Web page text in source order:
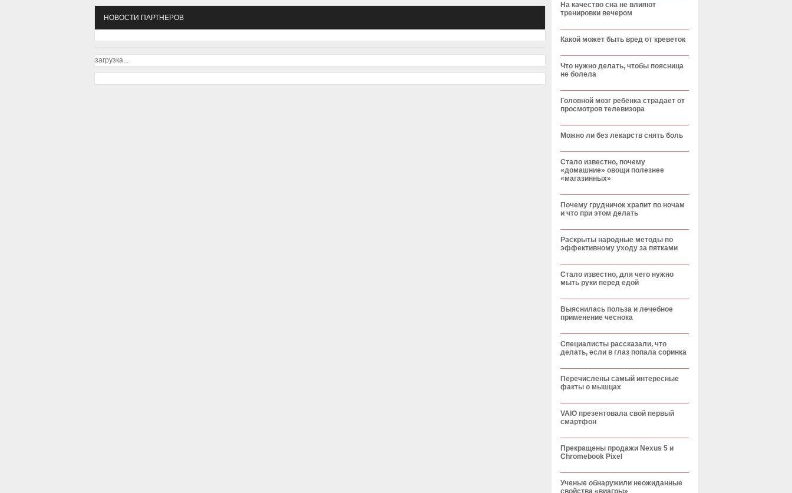
НОВОСТИ ПАРТНЕРОВ
загрузка...
На качество сна не влияют
тренировки вечером
Какой может быть вред от креветок
Что нужно делать, чтобы поясница
не болела
Головной мозг ребёнка страдает от
просмотров телевизора
Можно ли без лекарств снять боль
Стало известно, почему
«домашние» овощи полезнее
«магазинных»
Почему грудничок храпит по ночам
и что при этом делать
Раскрыты народные методы по
эффективному уходу за пятками
Стало известно, для чего нужно
мыть руки перед едой
Выяснилась польза и лечебное
применение чеснока
Специалисты рассказали, что
делать, если в глаз попала соринка
Перечислены самый интересные
факты о мышцах
VAIO презентовала свой первый
смартфон
Прекращены продажи Nexus 5 и
Chromebook Pixel
Ученые обнаружили неожиданные
свойства «виагры»